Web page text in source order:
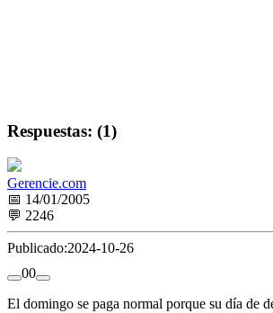
Respuestas: (1)
Gerencie.com
📅 14/01/2005
💬 2246
Publicado:2024-10-26
00
El domingo se paga normal porque su día de